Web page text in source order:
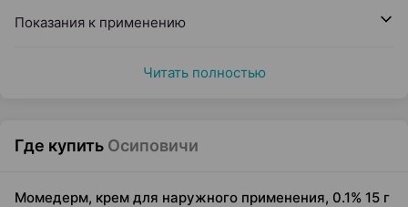
Показания к применению
Читать полностью
Где купить Осиповичи
Момедерм, крем для наружного применения, 0.1% 15 г